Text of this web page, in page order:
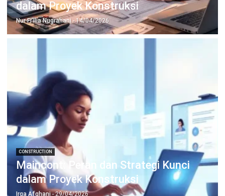
HashMicro
Penyedia solusi ERP dengan rangkaian software
terlengkap untuk berbagai jenis industri, yang dapat
disesuaikan dengan kebutuhan setiap bisnis.
HUBUNGI KAMI
Bisnis
Temukan Software Terbaik untuk Bisnis